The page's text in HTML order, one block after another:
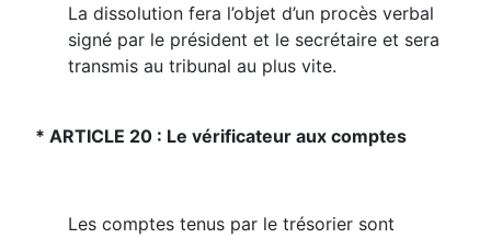
La dissolution fera l’objet d’un procès verbal
signé par le président et le secrétaire et sera
transmis au tribunal au plus vite.
* ARTICLE 20 : Le vérificateur aux comptes
Les comptes tenus par le trésorier sont